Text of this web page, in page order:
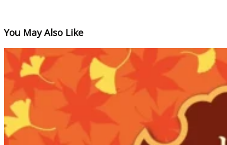
You May Also Like